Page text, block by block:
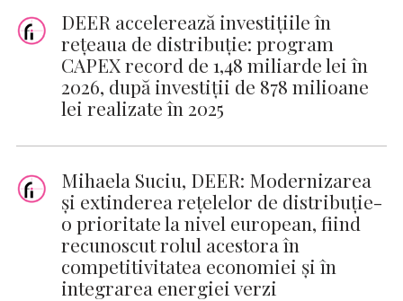
DEER accelerează investițiile în
rețeaua de distribuție: program
CAPEX record de 1,48 miliarde lei în
2026, după investiții de 878 milioane
lei realizate în 2025
Mihaela Suciu, DEER: Modernizarea
și extinderea rețelelor de distribuție-
o prioritate la nivel european, fiind
recunoscut rolul acestora în
competitivitatea economiei și în
integrarea energiei verzi